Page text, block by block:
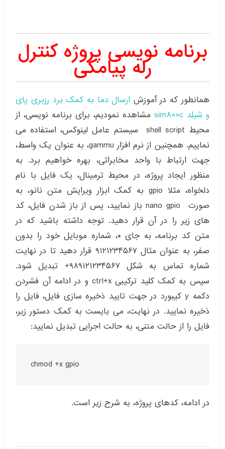
برنامه نویسی پروژه کنترل
رله پیامکی
همانطور که در آموزش ارسال دما به کمک برد رزبری پای
و شیلد sim800c
مشاهده نمودیم، برای برنامه نویسی، از
محیط shell script سیستم عامل لینوکس، استفاده می
نماییم. همچنین از نرم افزار gammu، به عنوان یک واسط،
جهت ارتباط با واحد مخابراتی، بهره خواهیم برد. به
منظور ایجاد پروژه، در محیط ترمینال، یک فایل با نام
دلخواه، مثلا gpio به کمک ابزار ویرایش متن نانو، به
صورت nano gpio باز نمایید، پس از باز شدن فایل، کد
های زیر را در آن قرار دهید. توجه داشته باشید که در
متن کد برنامه، به جای *، شماره موبایل خود را بدون
صفر، به عنوان مثال ۹۱۲۱۲۳۴۵۶۷ قرار دهید تا در نهایت
شماره تماس به شکل ۹۸۹۱۲۱۲۳۴۵۶۷+ تبدیل شود.
سپس به کمک کلید ترکیبی ctrl+x و در ادامه آن فشردن
دکمه y کیبورد در جهت تایید ذخیره سازی فایل، فایل را
ذخیره نمایید. در نهایت، می بایست به کمک دستور زیر،
فایل را از حالت متنی، به حالت اجرایی تبدیل نمایید:
chmod +x gpio
در ادامه، کدهای پروژه، به شرح زیر است.